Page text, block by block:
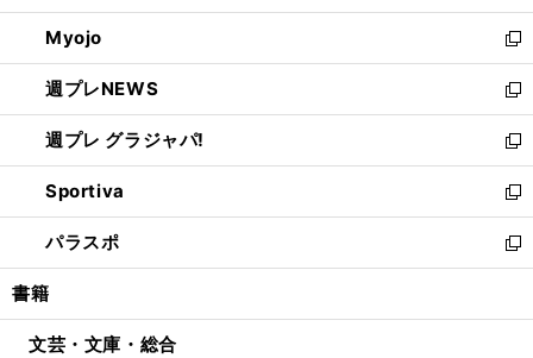
開
く
ウ
で
開
く
ン
ド
ウ
で
開
く
ウ
ィ
ン
ド
ウ
で
開
く
Myojo
新
し
い
ウ
ィ
ン
ド
ウ
で
開
週プレNEWS
新
し
い
ウ
ィ
ン
ド
ウ
開
週プレ グラジャパ!
新
し
い
ウ
ィ
ン
ウ
Sportiva
新
し
い
ウ
ン
パラスポ
新
し
ウ
書籍
文芸・文庫・総合